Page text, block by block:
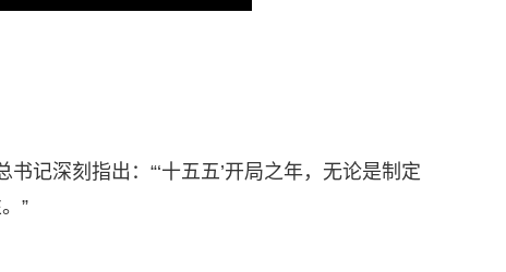
记深刻指出：“‘十五五’开局之年，无论是制定
”